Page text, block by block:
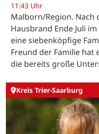
11:43 Uhr
Malborn/Region. Nach
Hausbrand Ende Juli
eine siebenköpfige
Freund der Familie hat
die bereits große
Kreis Trier-Saarburg